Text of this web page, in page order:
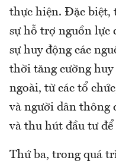
thực hiện. Đặc
sự hỗ trợ nguồn lực
sự huy động các
thời tăng cường huy
ngoài, từ các tổ
và người dân thông
và thu hút đầu tư
Thứ ba, trong quá